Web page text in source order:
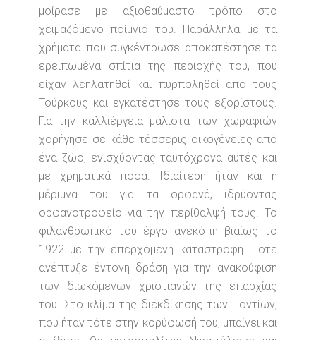
μοίρασε με αξιοθαύμαστο τρόπο στο
χειμαζόμενο ποίμνιό του. Παράλληλα με τα
χρήματα που συγκέντρωσε αποκατέστησε τα
ερειπωμένα σπίτια της περιοχής του, που
είχαν λεηλατηθεί και πυρποληθεί από τους
Τούρκους και εγκατέστησε τους εξορίστους.
Για την καλλιέργεια μάλιστα των χωραφιών
χορήγησε σε κάθε τέσσερις οικογένειες από
ένα ζώο, ενισχύοντας ταυτόχρονα αυτές και
με χρηματικά ποσά. Ιδιαίτερη ήταν και η
μέριμνά του για τα ορφανά, ιδρύοντας
ορφανοτροφείο για την περίθαλψή τους. Το
φιλανθρωπικό του έργο ανεκόπη βιαίως το
1922 με την επερχόμενη καταστροφή. Τότε
ανέπτυξε έντονη δράση για την ανακούφιση
των διωκόμενων χριστιανών της επαρχίας
του. Στο κλίμα της διεκδίκησης των Ποντίων,
που ήταν τότε στην κορύφωσή του, μπαίνει και